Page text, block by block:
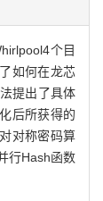
个目
如何在龙芯
提出了具体
后所获得的
对称密码算
行Hash函数